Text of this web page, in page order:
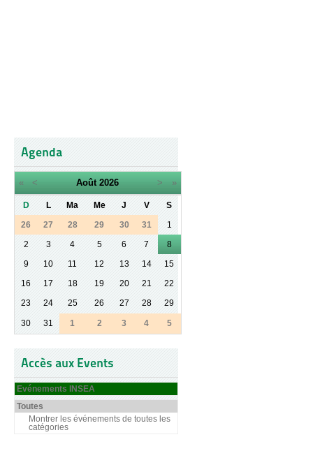
Agenda
« < Août 2026 > »
D L Ma Me J V
S
26
27 28 29 30 31
1
2
3 4 5 6 7
8
9
10 11 12 13 14
15
16
17 18 19 20 21
22
23
24 25 26 27 28 29
30 31 1 2 3 4 5
Accès aux Events
Evénements INSEA
Toutes
Montrer les événements de toutes les
catégories